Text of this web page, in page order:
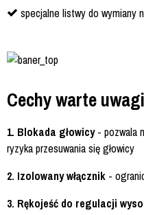
specjalne listwy do wymiany
Cechy warte
1. Blokada głowicy- pozwala
ryzyka przesuwania się głowicy
2. Izolowany włącznik -
3. Rękojeść do regulacji